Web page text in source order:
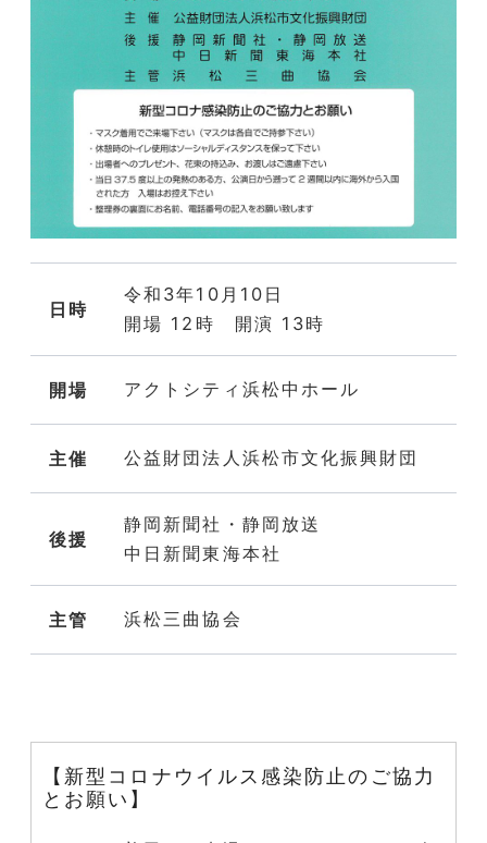
日時
令和3年10月10日
開場 12時 開演 13時
開場 アクトシティ浜松中ホール
主催 公益財団法人浜松市文化振興財団
後援
静岡新聞社・静岡放送
中日新聞東海本社
主管 浜松三曲協会
【新型コロナウイルス感染防止のご協力
とお願い】